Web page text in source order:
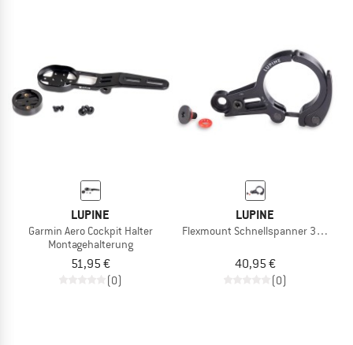
LUPINE
Garmin Aero Cockpit Halter
Montagehalterung
51,95 €
(0)
LUPINE
Flexmount Schnellspanner 31.8mm
40,95 €
(0)